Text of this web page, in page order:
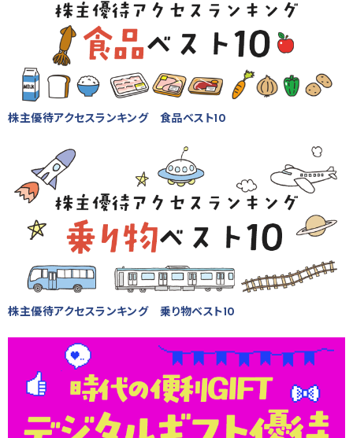
株主優待アクセスランキング 食品ベスト10
株主優待アクセスランキング 乗り物ベスト10